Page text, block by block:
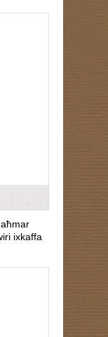
ixkaffa